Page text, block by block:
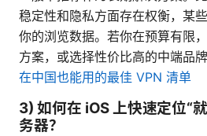
稳定性和隐私方面存在权衡，某
你的浏览数据。若你在预算有限
方案，或选择性价比高的中端品牌
在中国也能用的最佳 VPN 清单
3) 如何在 iOS 上快速定位“
务器？